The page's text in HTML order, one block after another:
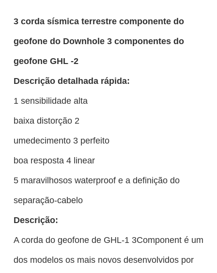
3 corda sísmica terrestre componente do
geofone do Downhole 3 componentes do
geofone GHL -2
Descrição detalhada rápida:
1 sensibilidade alta
baixa distorção 2
umedecimento 3 perfeito
boa resposta 4 linear
5 maravilhosos waterproof e a definição do
separação-cabelo
Descrição:
A corda do geofone de GHL-1 3Component é um
dos modelos os mais novos desenvolvidos por